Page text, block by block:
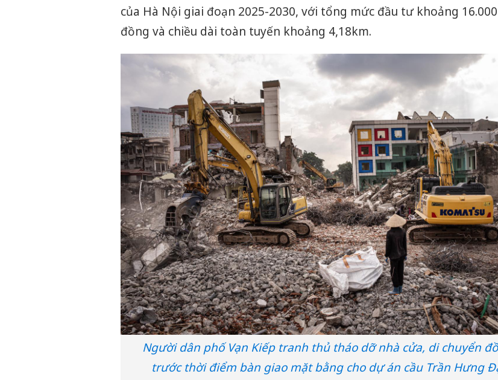
của Hà Nội giai đoạn 2025-2030, với tổng mức đầu tư khoảng
đồng và chiều dài toàn tuyến khoảng 4,18km.
Người dân phố Vạn Kiếp tranh thủ tháo dỡ nhà cửa, di chuyển
trước thời điểm bàn giao mặt bằng cho dự án cầu Trần Hưng